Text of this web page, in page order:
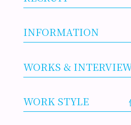
INFORMATION
WORKS &
WORK STYLE